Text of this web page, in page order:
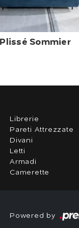
Plissé Sommier
Librerie
Pareti Attrezzate
Divani
Letti
Armadi
Camerette
Powered by